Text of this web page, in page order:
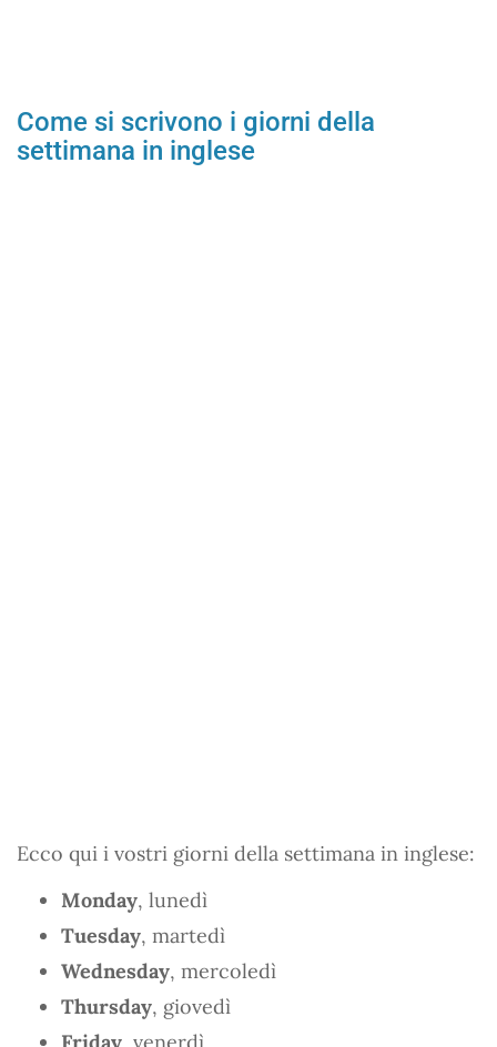
Come si scrivono i giorni della
settimana in inglese
Ecco qui i vostri giorni della settimana in inglese:
Monday, lunedì
Tuesday, martedì
Wednesday, mercoledì
Thursday, giovedì
Friday , venerdì